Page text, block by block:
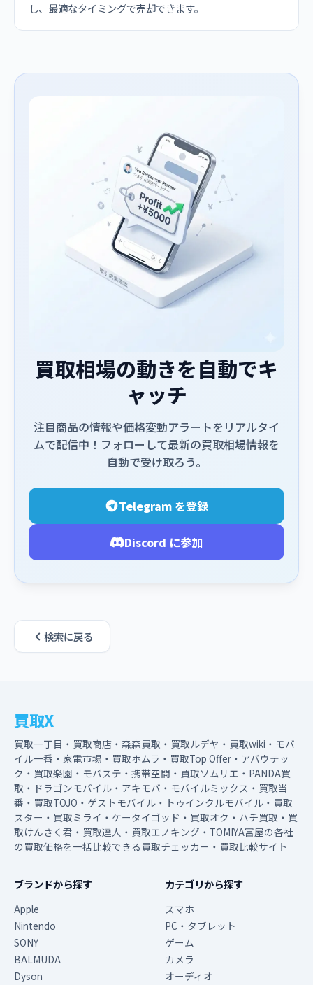
し、最適なタイミングで売却できます。
買取相場の動きを自動でキ
ャッチ
注目商品の情報や価格変動アラートをリアルタイ
ムで配信中！フォローして最新の買取相場情報を
自動で受け取ろう。
Telegram を登録
Discord に参加
検索に戻る
買取X
買取一丁目・買取商店・森森買取・買取ルデヤ・買取wiki・モバ
イル一番・家電市場・買取ホムラ・買取Top Offer・アバウテッ
ク・買取楽園・モバステ・携帯空間・買取ソムリエ・PANDA買
取・ドラゴンモバイル・アキモバ・モバイルミックス・買取当
番・買取TOJO・ゲストモバイル・トゥインクルモバイル・買取
スター・買取ミライ・ケータイゴッド・買取オク・ハチ買取・買
取けんさく君・買取達人・買取エノキング・TOMIYA富屋の各社
の買取価格を一括比較できる買取チェッカー・買取比較サイト
ブランドから探す
Apple
Nintendo
SONY
BALMUDA
Dyson
カテゴリから探す
スマホ
PC・タブレット
ゲーム
カメラ
オーディオ